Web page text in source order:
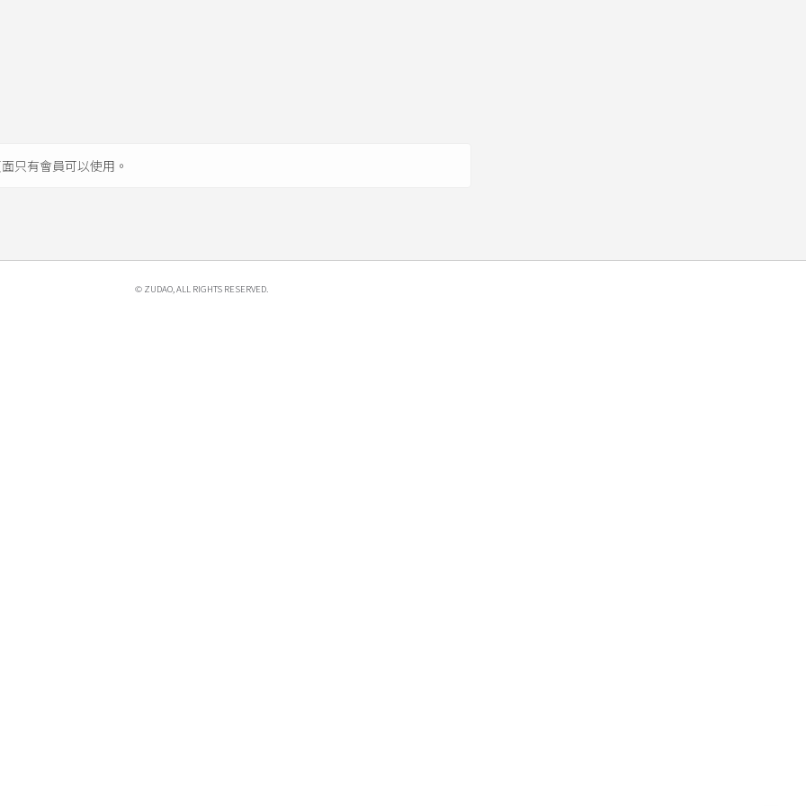
只有會員可以使用。
© ZUDAO​, ALL RIGHTS RESERVED.